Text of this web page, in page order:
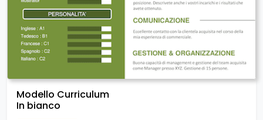
Modello Curriculum
In bianco